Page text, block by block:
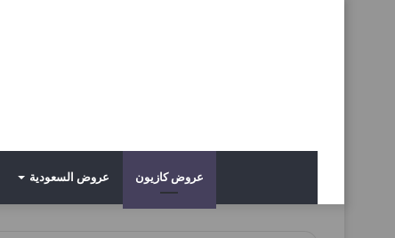
عروض كازيون عروض السعودية